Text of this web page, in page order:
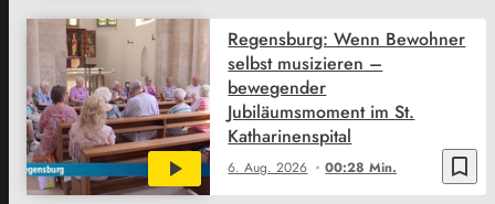
bookmark_border
6. Aug. 2026 00:28 Min.
Regensburg: Wenn Bewohner
selbst musizieren –
bewegender
Jubiläumsmoment im St.
Katharinenspital